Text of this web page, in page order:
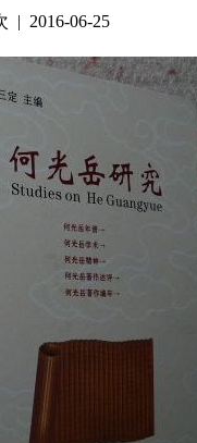
| 2016-06-25